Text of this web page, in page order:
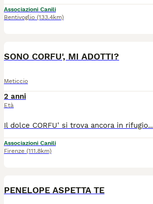
Associazioni Canili
Bentivoglio (133.4km)
SONO CORFU', MI ADOTTI?
Meticcio
2 anni
Età
Associazioni Canili
Firenze (111.8km)
PENELOPE ASPETTA TE